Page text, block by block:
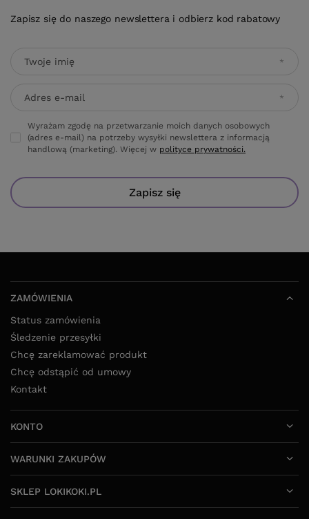
Zapisz się do naszego newslettera i odbierz kod rabatowy
Twoje imię
Adres e-mail
Wyrażam zgodę na przetwarzanie moich danych osobowych
(adres e-mail) na potrzeby wysyłki newslettera z informacją
handlową (marketing). Więcej w polityce prywatności.
Zapisz się
ZAMÓWIENIA
Status zamówienia
Śledzenie przesyłki
Chcę zareklamować produkt
Chcę odstąpić od umowy
Kontakt
KONTO
WARUNKI ZAKUPÓW
SKLEP LOKIKOKI.PL